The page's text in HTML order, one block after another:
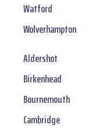
Watford
Wolverhampton
Aldershot
Birkenhead
Bournemouth
Cambridge